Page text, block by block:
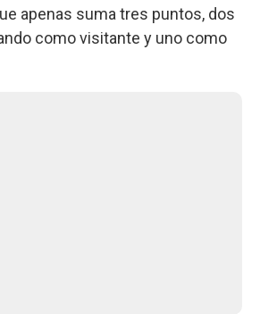
apenas suma tres puntos, dos
como visitante y uno como